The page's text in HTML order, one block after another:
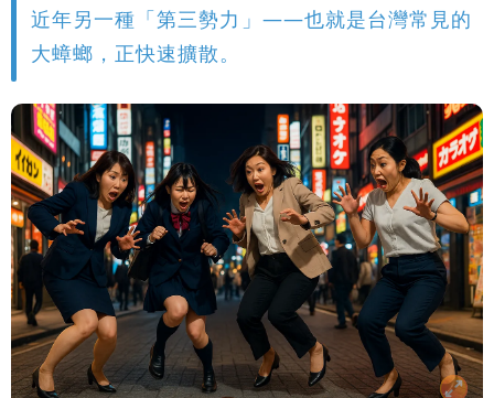
近年另一種「第三勢力」——也就是台灣常見的
大蟑螂，正快速擴散。